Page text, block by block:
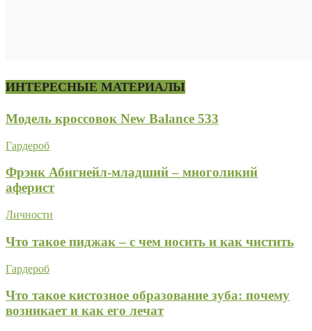
ИНТЕРЕСНЫЕ МАТЕРИАЛЫ
Модель кроссовок New Balance 533
Гардероб
Фрэнк Абигнейл-младший – многоликий
аферист
Личности
Что такое пиджак – с чем носить и как чистить
Гардероб
Что такое кистозное образование зуба: почему
возникает и как его лечат